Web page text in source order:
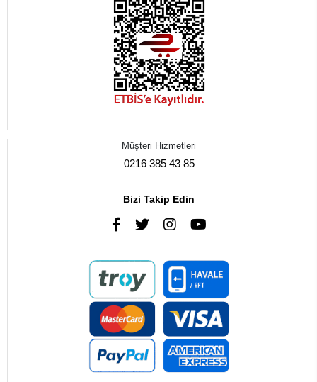
Müşteri Hizmetleri
0216 385 43 85
Bizi Takip Edin